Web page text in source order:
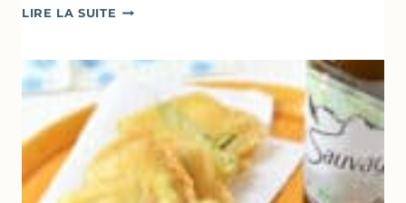
LIRE LA SUITE BÂTONNETS
CHOCOLAT
YAOURT
GREC
–
SANS
SORBETIÈRE